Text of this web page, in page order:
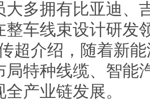
大多拥有比亚迪、
整车线束设计研发
超介绍，随着新
局特种线缆、智能
产业链发展。